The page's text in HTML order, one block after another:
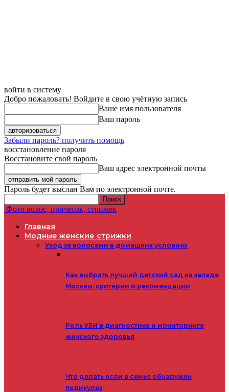
войти в систему
Добро пожаловать! Войдите в свою учётную запись
Ваше имя пользователя
Ваш пароль
Забыли пароль? получить помощь
восстановление пароля
Восстановите свой пароль
Ваш адрес электронной почты
Пароль будет выслан Вам по электронной почте.
Фото волос, причесок, стрижек
Главная
Модные женские стрижки
Уход за волосами в домашних условиях
Как выбрать лучший детский сад на западе
Москвы: критерии и рекомендации
Роль УЗИ в диагностике и мониторинге
женского здоровья
Что делать если в семье обнаружен
педикулез